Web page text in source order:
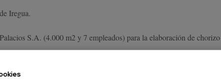
Iregua.
S.A. (4.000 m2 y 7 empleados) para la elaboración de chorizo
con un 21% de cuota (Fuente: ACNielsen, Tam AS06).